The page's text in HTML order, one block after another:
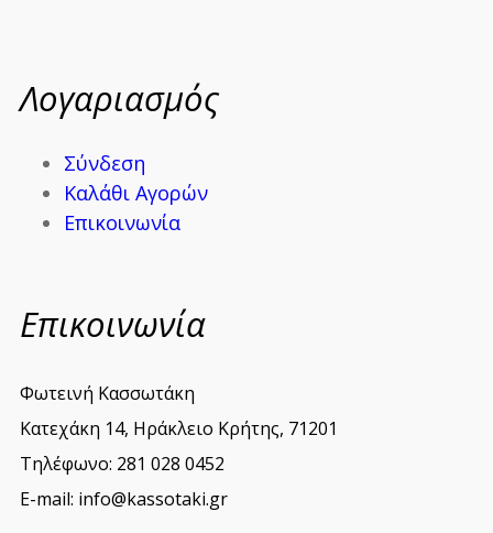
Λογαριασμός
Σύνδεση
Καλάθι Αγορών
Επικοινωνία
Επικοινωνία
Φωτεινή Κασσωτάκη
Κατεχάκη 14, Ηράκλειο Κρήτης, 71201
Τηλέφωνο: 281 028 0452
E-mail: info@kassotaki.gr